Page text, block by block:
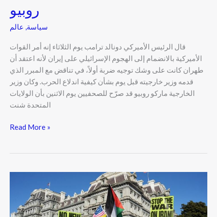
روبيو
سياسة, عالم
قال الرئيس الأميركي دونالد ترامب يوم الثلاثاء إنه أمر القوات
الأميركية بالانضمام إلى الهجوم الإسرائيلي على إيران لأنه اعتقد أن
طهران كانت على وشك توجيه ضربة أولاً، في تناقض مع المبرر الذي
قدمه وزير خارجيته قبل يوم بشأن كيفية اندلاع الحرب. وكان وزير
الخارجية ماركو روبيو قد صرّح للصحفيين يوم الاثنين بأن الولايات
المتحدة شنت
Read More »
عشرة